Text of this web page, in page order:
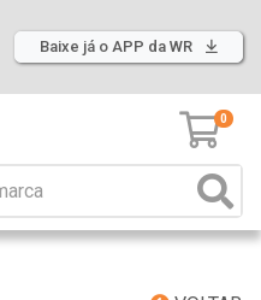
Baixe já o APP da WR
0